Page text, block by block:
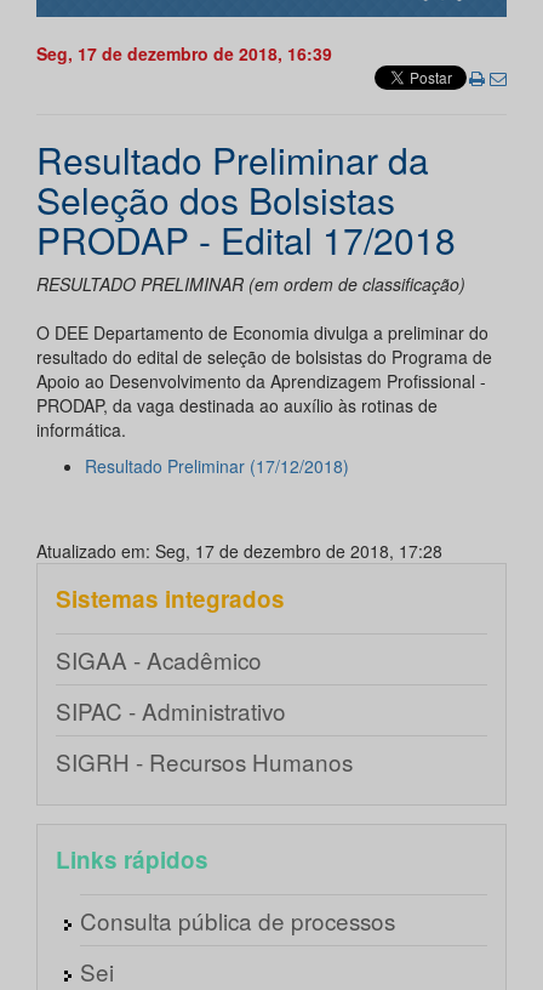
Seg, 17 de dezembro de 2018, 16:39
Resultado Preliminar da
Seleção dos Bolsistas
PRODAP - Edital 17/2018
RESULTADO PRELIMINAR (em ordem de classificação)
O DEE Departamento de Economia divulga a preliminar do
resultado do edital de seleção de bolsistas do Programa de
Apoio ao Desenvolvimento da Aprendizagem Profissional -
PRODAP, da vaga destinada ao auxílio às rotinas de
informática.
Resultado Preliminar (17/12/2018)
Atualizado em: Seg, 17 de dezembro de 2018, 17:28
Sistemas integrados
SIGAA - Acadêmico
SIPAC - Administrativo
SIGRH - Recursos Humanos
Links rápidos
Consulta pública de processos
Sei